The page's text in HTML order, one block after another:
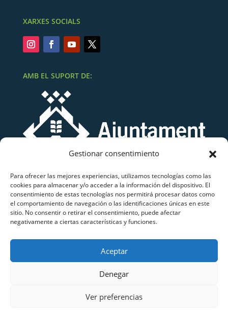
Gestionar consentimiento
Para ofrecer las mejores experiencias, utilizamos tecnologías como las
cookies para almacenar y/o acceder a la información del dispositivo. El
consentimiento de estas tecnologías nos permitirá procesar datos como
el comportamiento de navegación o las identificaciones únicas en este
sitio. No consentir o retirar el consentimiento, puede afectar
negativamente a ciertas características y funciones.
Aceptar
Denegar
Ver preferencias
XARXES SOCIALS
AMB EL SUPORT DE:
Grup Atletisme Lluïsos Mataró
Copyright © 2026 Grup Atletisme Lluïsos Mataró.
Política de Privacitat